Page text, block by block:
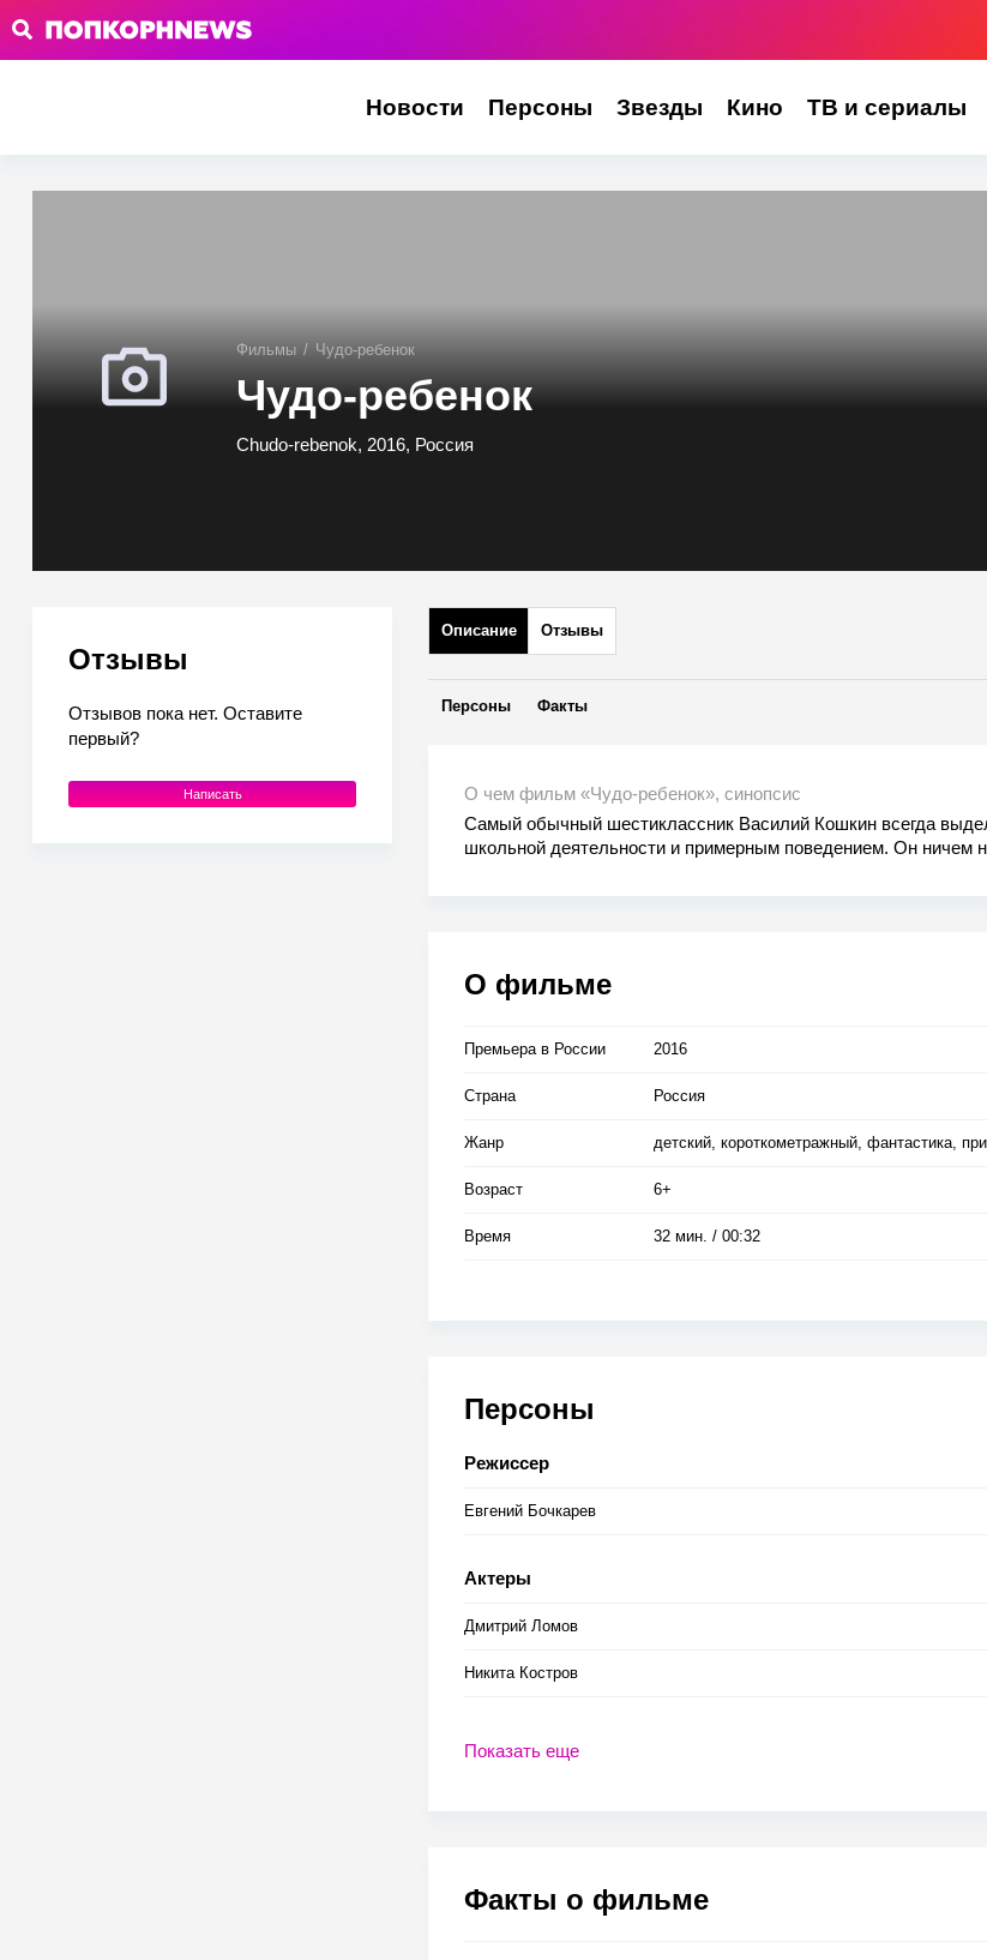
Новости Персоны Звезды Кино ТВ и сериалы
Фильмы / Чудо-ребенок
Чудо-ребенок
Chudo-rebenok, 2016, Россия
Отзывы
Отзывов пока нет. Оставите
первый?
Написать
Описание Отзывы
Персоны Факты
О чем фильм «Чудо-ребенок», синопсис
Самый обычный шестиклассник Василий Кошкин всегда
школьной деятельности и примерным поведением. Он ничем
О фильме
Премьера в Росcии 2016
Страна Россия
Жанр детский, короткометражный, фантастика,
Возраст 6+
Время 32 мин. / 00:32
Персоны
Режиссер
Евгений Бочкарев
Актеры
Дмитрий Ломов
Никита Костров
Показать еще
Факты о фильме